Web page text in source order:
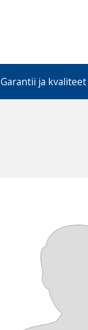
Garantii ja kvaliteet